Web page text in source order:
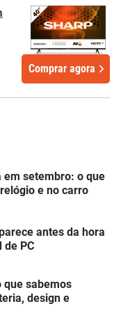
Comprar agora
em setembro: o que
e no carro
antes da hora
de PC
que sabemos
design e